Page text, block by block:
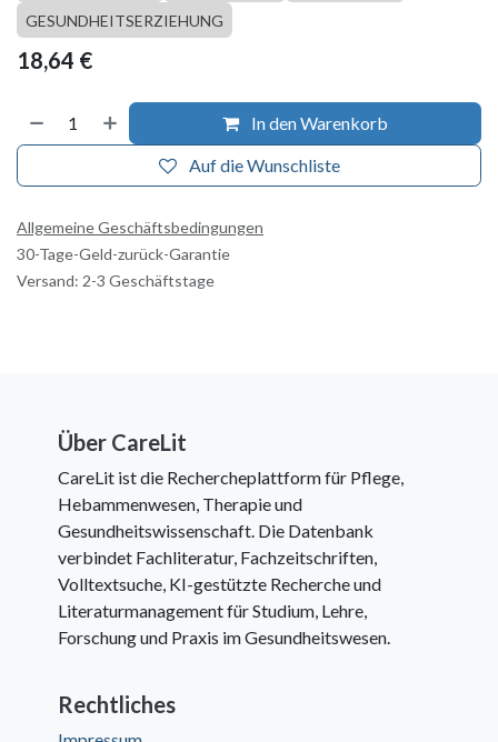
GESUNDHEITSERZIEHUNG
18,64 €
In den Warenkorb
Auf die Wunschliste
Allgemeine Geschäftsbedingungen
30-Tage-Geld-zurück-Garantie
Versand: 2-3 Geschäftstage
Über CareLit
CareLit ist die Rechercheplattform für Pflege,
Hebammenwesen, Therapie und
Gesundheitswissenschaft. Die Datenbank
verbindet Fachliteratur, Fachzeitschriften,
Volltextsuche, KI-gestützte Recherche und
Literaturmanagement für Studium, Lehre,
Forschung und Praxis im Gesundheitswesen.
Rechtliches